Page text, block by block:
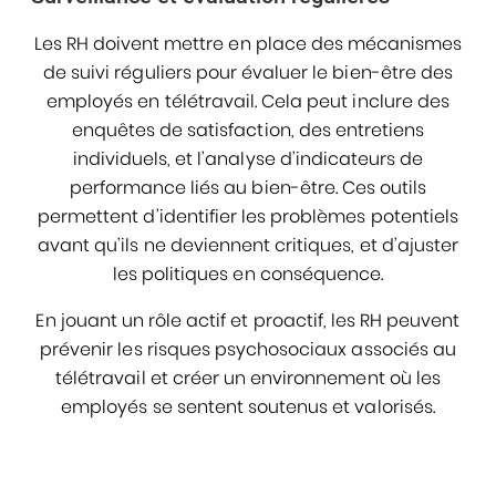
Les RH doivent mettre en place des mécanismes
de suivi réguliers pour évaluer le bien-être des
employés en télétravail. Cela peut inclure des
enquêtes de satisfaction, des entretiens
individuels, et l’analyse d’indicateurs de
performance liés au bien-être. Ces outils
permettent d’identifier les problèmes potentiels
avant qu’ils ne deviennent critiques, et d’ajuster
les politiques en conséquence.
En jouant un rôle actif et proactif, les RH peuvent
prévenir les risques psychosociaux associés au
télétravail et créer un environnement où les
employés se sentent soutenus et valorisés.